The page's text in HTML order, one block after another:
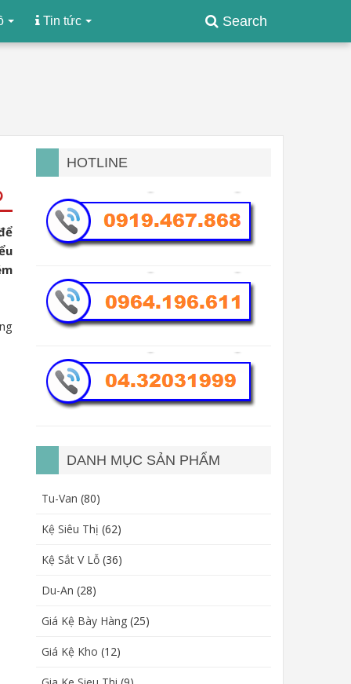
Search
Tin tức
HOTLINE
DANH MỤC SẢN PHẨM
Tu-Van (80)
Kệ Siêu Thị (62)
Kệ Sắt V Lỗ (36)
Du-An (28)
Giá Kệ Bày Hàng (25)
Giá Kệ Kho (12)